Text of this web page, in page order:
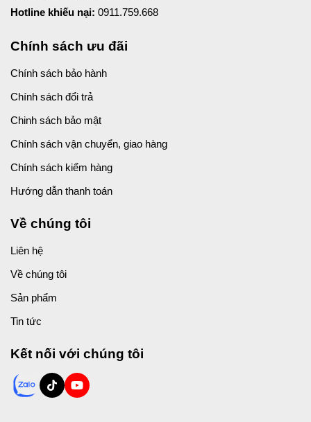
Hotline khiếu nại: 0911.759.668
Chính sách ưu đãi
Chính sách bảo hành
Chính sách đổi trả
Chinh sách bảo mật
Chính sách vận chuyển, giao hàng
Chính sách kiểm hàng
Hướng dẫn thanh toán
Về chúng tôi
Liên hệ
Về chúng tôi
Sản phẩm
Tin tức
Kết nối với chúng tôi